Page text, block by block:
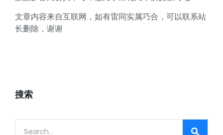
文章内容来自互联网，如有雷同实属巧合，可以联系站
长删除，谢谢
搜索